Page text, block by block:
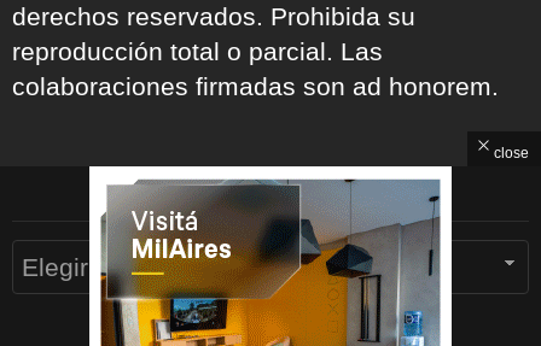
derechos reservados. Prohibida su
reproducción total o parcial. Las
colaboraciones firmadas son ad honorem.
ARCHIVOS
Archivos
close